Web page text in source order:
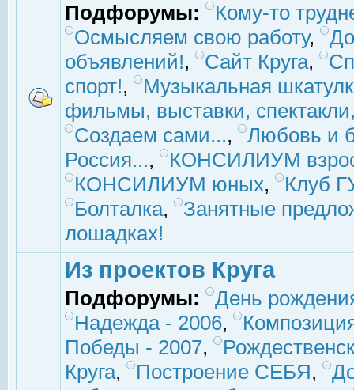
Подфорумы:
Кому-то
Осмысляем свою работу,
объявлений!, Сайт Круга,
спорт!,
Музыкальная
фильмы, выставки,
Создаем сами...,
Любовь и
Россия...,
КОНСИЛИУМ
КОНСИЛИУМ юных,
Клуб
Болталка,
Занятные
лошадках!
Из проектов Круга
Подфорумы:
День
Надежда - 2006,
Победы - 2007,
Круга, Построение СЕБЯ,